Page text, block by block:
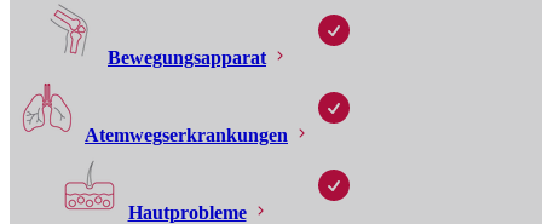
Bewegungsapparat
Atemwegserkrankungen
Hautprobleme